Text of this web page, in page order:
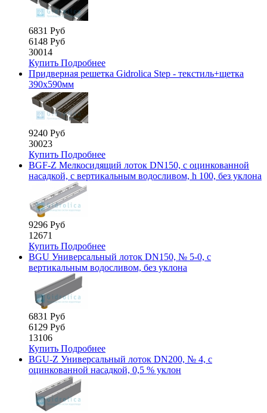
6831 Руб
6148 Руб
30014
Купить Подробнее
Придверная решетка Gidrolica Step - текстиль+щетка
390х590мм
9240 Руб
30023
Купить Подробнее
BGF-Z Мелкосидящий лоток DN150, с оцинкованной
насадкой, с вертикальным водосливом, h 100, без уклона
9296 Руб
12671
Купить Подробнее
BGU Универсальный лоток DN150, № 5-0, с
вертикальным водосливом, без уклона
6831 Руб
6129 Руб
13106
Купить Подробнее
BGU-Z Универсальный лоток DN200, № 4, с
оцинкованной насадкой, 0,5 % уклон